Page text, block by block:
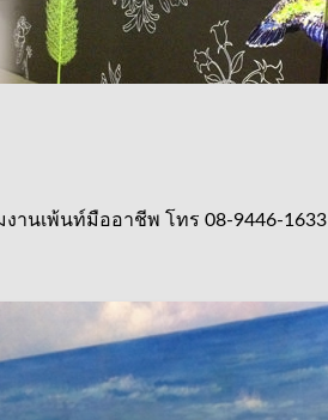
านเพ้นท์มืออาชีพ โทร 08-9446-1633